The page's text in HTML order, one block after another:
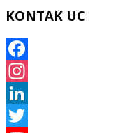
KONTAK UC
Facebook
Instagram
LinkedIn